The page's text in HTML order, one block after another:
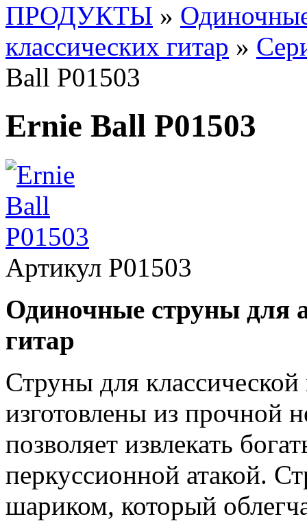
ПРОДУКТЫ »
классических гитар »
Ball P01503
Ernie Ball P01503
Артикул P01503
Одиночные струны для
гитар
Струны для
изготовлены из прочной
позволяет извлекать
перкуссионной атакой.
шариком, который